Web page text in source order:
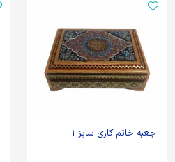
جعبه خاتم کاری سایز 1